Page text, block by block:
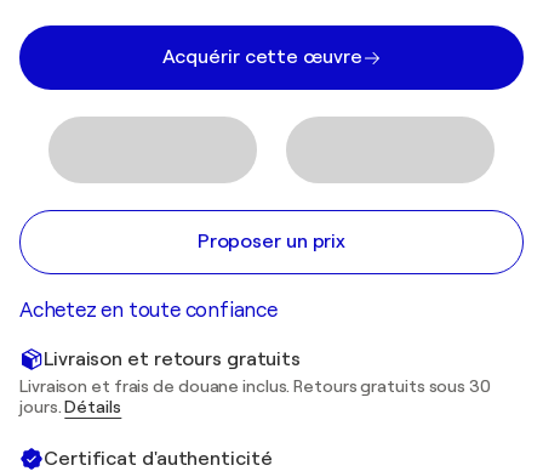
Acquérir cette œuvre
Proposer un prix
Achetez en toute confiance
Livraison et retours gratuits
Livraison et frais de douane inclus. Retours gratuits sous 30
jours.Détails
Certificat d'authenticité